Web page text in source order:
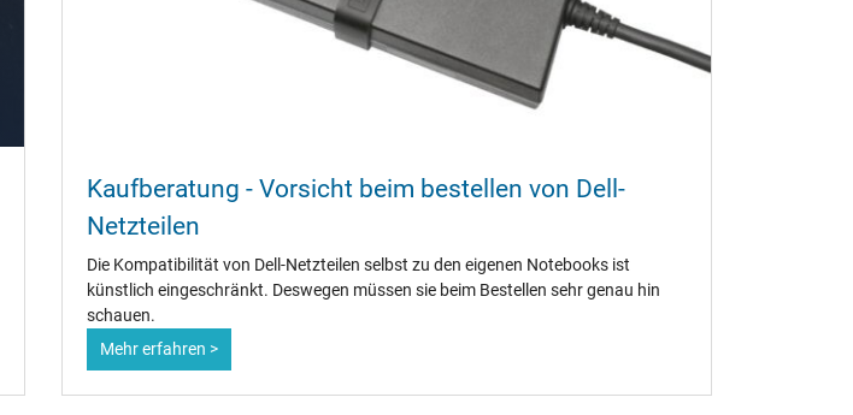
CCC
CE
IRAM
NOM NYCE
PCT
PSE
SEC
Kaufberatung - Vorsicht beim bestellen von Dell-
Netzteilen
Die Kompatibilität von Dell-Netzteilen selbst zu den eigenen Notebooks ist
künstlich eingeschränkt. Deswegen müssen sie beim Bestellen sehr genau hin
schauen.
Mehr erfahren >